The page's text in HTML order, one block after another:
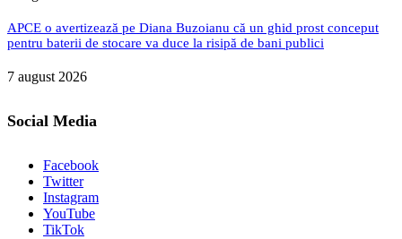
APCE o avertizează pe Diana Buzoianu că un ghid prost conceput
pentru baterii de stocare va duce la risipă de bani publici
7 august 2026
Social Media
Facebook
Twitter
Instagram
YouTube
TikTok